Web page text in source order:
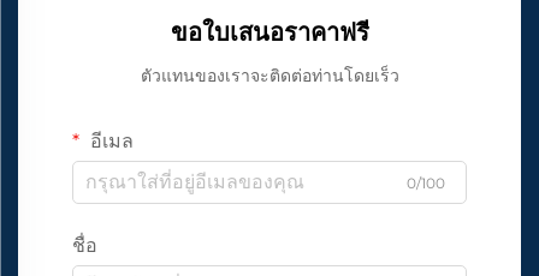
ขอใบเสนอราคาฟรี
ตัวแทนของเราจะติดต่อท่านโดยเร็ว
อีเมล
0/100
ชื่อ